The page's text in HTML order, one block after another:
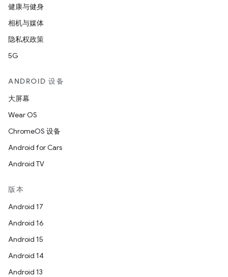
健康与健身
相机与媒体
隐私权政策
5G
ANDROID 设备
大屏幕
Wear OS
ChromeOS 设备
Android for Cars
Android TV
版本
Android 17
Android 16
Android 15
Android 14
Android 13